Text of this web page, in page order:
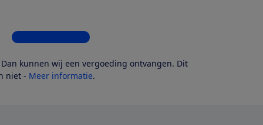
Bekijk alle 6 winkels
kunnen wij een vergoeding ontvangen. Dit
niet - Meer informatie.